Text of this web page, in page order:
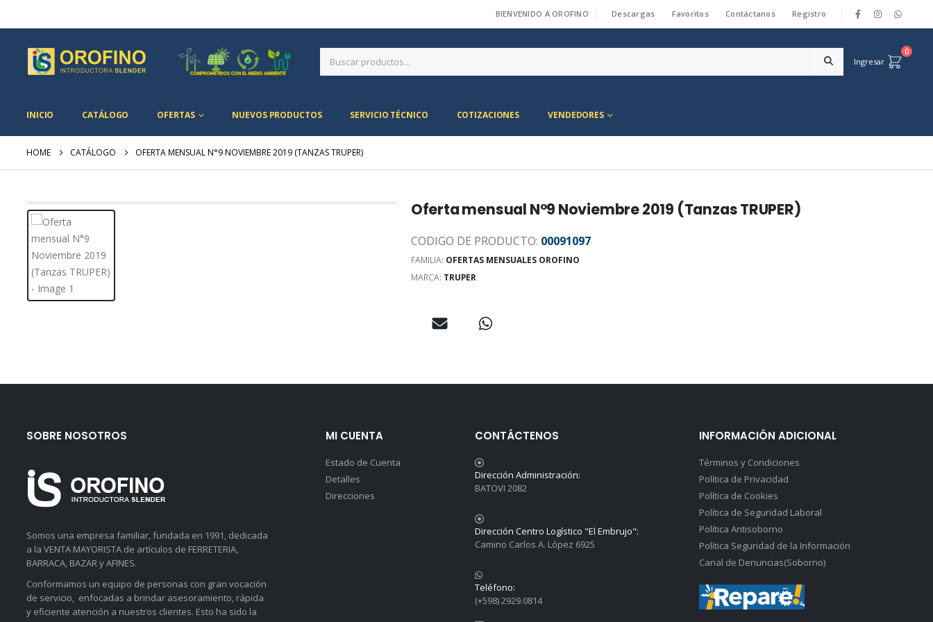
BIENVENIDO A OROFINO Descargas Favoritos Contáctanos Registro
Ingresar
0
INICIO CATÁLOGO OFERTAS NUEVOS PRODUCTOS SERVICIO TÉCNICO COTIZACIONES VENDEDORES
HOME CATÁLOGO OFERTA MENSUAL N°9 NOVIEMBRE 2019 (TANZAS TRUPER)
Oferta mensual N°9 Noviembre 2019 (Tanzas TRUPER)
CODIGO DE PRODUCTO: 00091097
FAMILIA: OFERTAS MENSUALES OROFINO
MARCA: TRUPER
SOBRE NOSOTROS
Somos una empresa familiar, fundada en 1991, dedicada
a la VENTA MAYORISTA de artículos de FERRETERIA,
BARRACA, BAZAR y AFINES.
Conformamos un equipo de personas con gran vocación
de servicio, enfocadas a brindar asesoramiento, rápida
y eficiente atención a nuestros clientes. Esto ha sido la
MI CUENTA
Estado de Cuenta
Detalles
Direcciones
CONTÁCTENOS
Dirección Administración:
BATOVI 2082
Dirección Centro Logístico "El Embrujo":
Camino Carlos A. López 6925
Teléfono:
(+598) 2929.0814
INFORMACIÓN ADICIONAL
Términos y Condiciones
Política de Privacidad
Política de Cookies
Política de Seguridad Laboral
Política Antisoborno
Política Seguridad de la Información
Canal de Denuncias(Soborno)